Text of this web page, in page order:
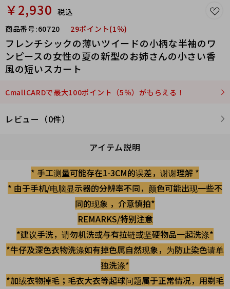
￥2,930 税込
商品番号:60720 29ポイント(1％)
フレンチシックの薄いツイードの小柄な半袖のワ
ンピースの女性の夏の新型のお姉さんの小さい香
風の短いスカート
CmallCARDで最大100ポイント（5％）がもらえる！
レビュー（0件）
アイテム説明
* 手工测量可能存在1-3CM的误差，谢谢理解 *
* 由于手机/电脑显示器的分辨率不同，颜色可能出现一些不
同的现象 ，介意慎拍*
REMARKS/特别注意
*建议手洗，请勿机洗或与有拉链或坚硬物品一起洗涤*
*牛仔及深色衣物洗涤如有掉色属自然现象，为防止染色请单
独洗涤*
*加绒衣物掉毛；毛衣大衣等起球问题属于正常情况，用剃毛